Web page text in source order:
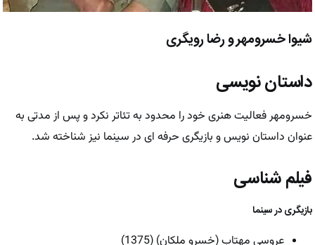
شیوا خسرومهر و رضا رویگری
داستان نویسی
خسرومهر فعالیت هنری خود را محدود به تئاتر نکرد و پس از مدتی به
عنوان داستان نویس و بازیگری حرفه ای در سینما نیز شناخته شد.
فیلم شناسی
بازیگری در سینما
عروسی مهتاب (خسرو ملکان) (1375)